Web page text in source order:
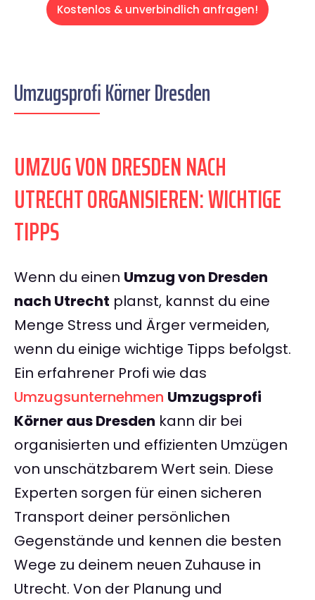
Kostenlos & unverbindlich anfragen!
Umzugsprofi Körner Dresden
UMZUG VON DRESDEN NACH
UTRECHT ORGANISIEREN: WICHTIGE
TIPPS
Wenn du einen Umzug von Dresden
nach Utrecht planst, kannst du eine
Menge Stress und Ärger vermeiden,
wenn du einige wichtige Tipps befolgst.
Ein erfahrener Profi wie das
Umzugsunternehmen Umzugsprofi
Körner aus Dresden kann dir bei
organisierten und effizienten Umzügen
von unschätzbarem Wert sein. Diese
Experten sorgen für einen sicheren
Transport deiner persönlichen
Gegenstände und kennen die besten
Wege zu deinem neuen Zuhause in
Utrecht. Von der Planung und